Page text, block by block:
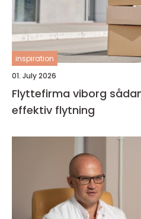
inspiration
01. July 2026
Flyttefirma viborg sådan får du en tryg og
effektiv flytning